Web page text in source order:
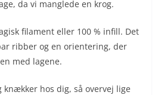
da vi manglede en krog.
filament eller 100 % infill. Det
ribber og en orientering, der
med lagene.
knækker hos dig, så overvej lige